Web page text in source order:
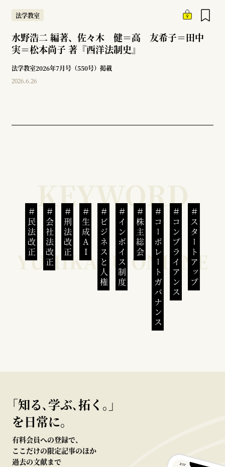
法学教室
水野浩二 編著、佐々木 健＝高 友希子＝田中
実＝松本尚子 著『西洋法制史』
法学教室2026年7月号（550号）掲載
2026.6.26
民法改正 会社法改正 刑法改正 生成AI ビジネスと人権インボイス制度 株主総会 コーポレートガバナンスコンプライアンススタートアップ
｢知る､学ぶ､拓く｡｣
を日常に。
有料会員への登録で、
ここだけの限定記事のほか
過去の文献まで